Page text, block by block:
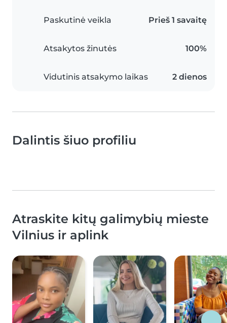
Paskutinė veikla Prieš 1 savaitę
Atsakytos žinutės 100%
Vidutinis atsakymo laikas 2 dienos
Dalintis šiuo profiliu
Atraskite kitų galimybių mieste
Vilnius ir aplink